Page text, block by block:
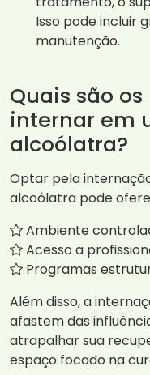
Isso pode incluir
manutenção.
Quais são
internar em
alcoólatra?
Optar pela
alcoólatra pode
Ambiente
Acesso a
Programas
Além disso, a
afastem das
atrapalhar sua
espaço focado na